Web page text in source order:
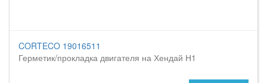
CORTECO 19016511
Герметик/прокладка двигателя на Хендай Н1